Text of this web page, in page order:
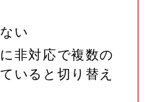
い
非対応で複数の
いると切り替え